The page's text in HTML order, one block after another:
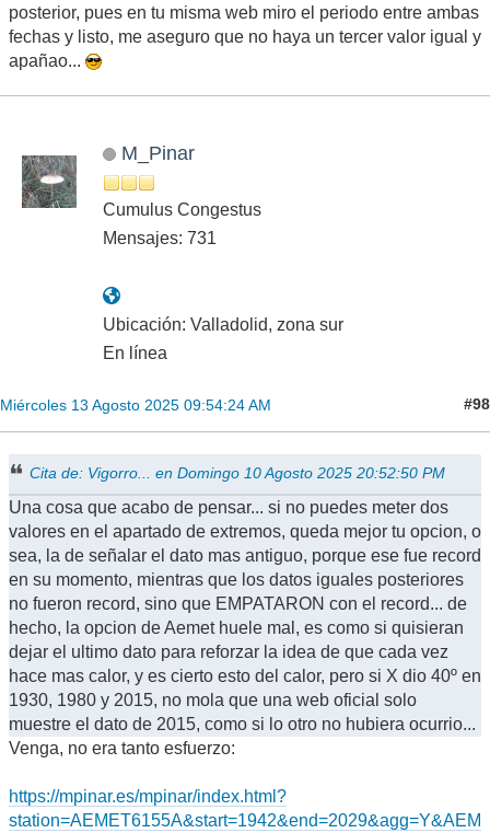
posterior, pues en tu misma web miro el periodo entre ambas
fechas y listo, me aseguro que no haya un tercer valor igual y
apañao...
M_Pinar
Cumulus Congestus
Mensajes: 731
Ubicación: Valladolid, zona sur
En línea
Miércoles 13 Agosto 2025 09:54:24 AM #98
Cita de: Vigorro... en Domingo 10 Agosto 2025 20:52:50 PM
Una cosa que acabo de pensar... si no puedes meter dos
valores en el apartado de extremos, queda mejor tu opcion, o
sea, la de señalar el dato mas antiguo, porque ese fue record
en su momento, mientras que los datos iguales posteriores
no fueron record, sino que EMPATARON con el record... de
hecho, la opcion de Aemet huele mal, es como si quisieran
dejar el ultimo dato para reforzar la idea de que cada vez
hace mas calor, y es cierto esto del calor, pero si X dio 40º en
1930, 1980 y 2015, no mola que una web oficial solo
muestre el dato de 2015, como si lo otro no hubiera ocurrio...
Venga, no era tanto esfuerzo:
https://mpinar.es/mpinar/index.html?
station=AEMET6155A&start=1942&end=2029&agg=Y&AEM